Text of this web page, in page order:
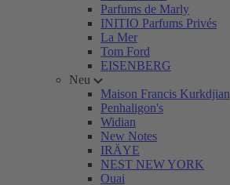
Parfums de Marly
INITIO Parfums Privés
La Mer
Tom Ford
EISENBERG
Neu
Maison Francis Kurkdjian
Penhaligon's
Widian
New Notes
IRÄYE
NEST NEW YORK
Ouai